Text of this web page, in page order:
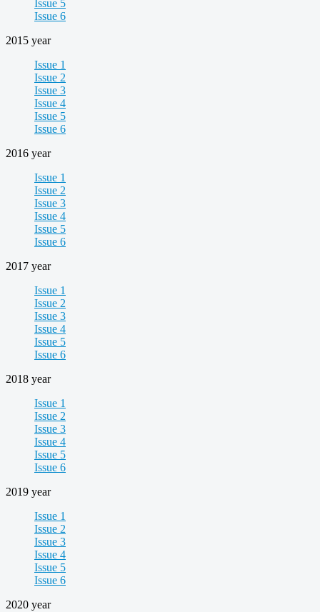
Issue 5
Issue 6
2015 year
Issue 1
Issue 2
Issue 3
Issue 4
Issue 5
Issue 6
2016 year
Issue 1
Issue 2
Issue 3
Issue 4
Issue 5
Issue 6
2017 year
Issue 1
Issue 2
Issue 3
Issue 4
Issue 5
Issue 6
2018 year
Issue 1
Issue 2
Issue 3
Issue 4
Issue 5
Issue 6
2019 year
Issue 1
Issue 2
Issue 3
Issue 4
Issue 5
Issue 6
2020 year